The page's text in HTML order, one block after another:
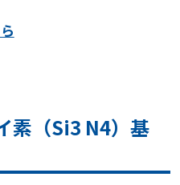
素（Si3 N4）基